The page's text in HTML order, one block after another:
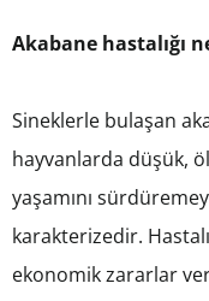
Akabane hastalığı
Sineklerle bulaşan
hayvanlarda düşük,
yaşamını
karakterizedir.
ekonomik zararlar